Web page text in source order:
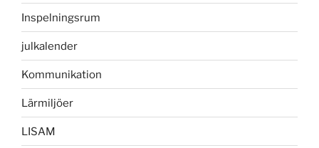
Inspelningsrum
julkalender
Kommunikation
Lärmiljöer
LISAM